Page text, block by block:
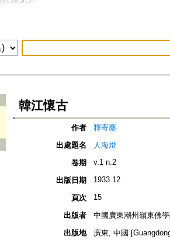
韓江懷古
作者
釋寄塵
出處題名
人海燈
卷期
v.1 n.2
出版日期 1933.12
頁次 15
出版者
中國廣東潮州嶺東佛
出版地
廣東, 中國